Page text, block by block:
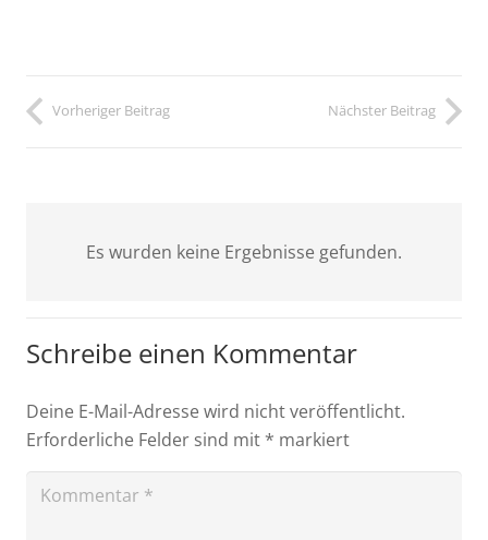
Vorheriger Beitrag Nächster Beitrag
Es wurden keine Ergebnisse gefunden.
Schreibe einen Kommentar
Deine E-Mail-Adresse wird nicht veröffentlicht.
Erforderliche Felder sind mit * markiert